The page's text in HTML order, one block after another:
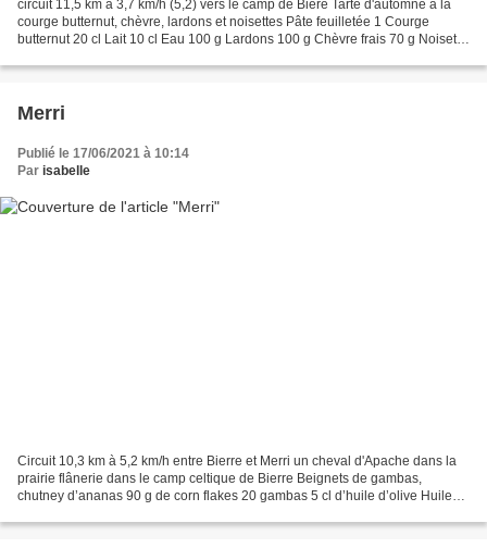
circuit 11,5 km à 3,7 km/h (5,2) vers le camp de Bière Tarte d'automne à la
courge butternut, chèvre, lardons et noisettes Pâte feuilletée 1 Courge
butternut 20 cl Lait 10 cl Eau 100 g Lardons 100 g Chèvre frais 70 g Noisette
Merri
Publié le 17/06/2021 à 10:14
Par isabelle
Circuit 10,3 km à 5,2 km/h entre Bierre et Merri un cheval d'Apache dans la
prairie flânerie dans le camp celtique de Bierre Beignets de gambas,
chutney d’ananas 90 g de corn flakes 20 gambas 5 cl d’huile d’olive Huile